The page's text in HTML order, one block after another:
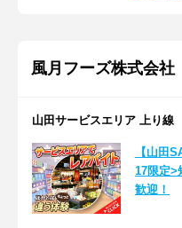
風月フーズ株式会社
山田サービスエリア 上り線
【山田
17限定>
歓迎！